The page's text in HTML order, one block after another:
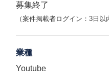
募集終了
（案件掲載者ログイン：3日以
業種
Youtube